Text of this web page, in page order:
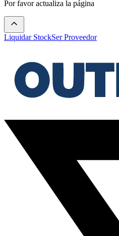
Por favor actualiza la página
Liquidar StockSer Proveedor